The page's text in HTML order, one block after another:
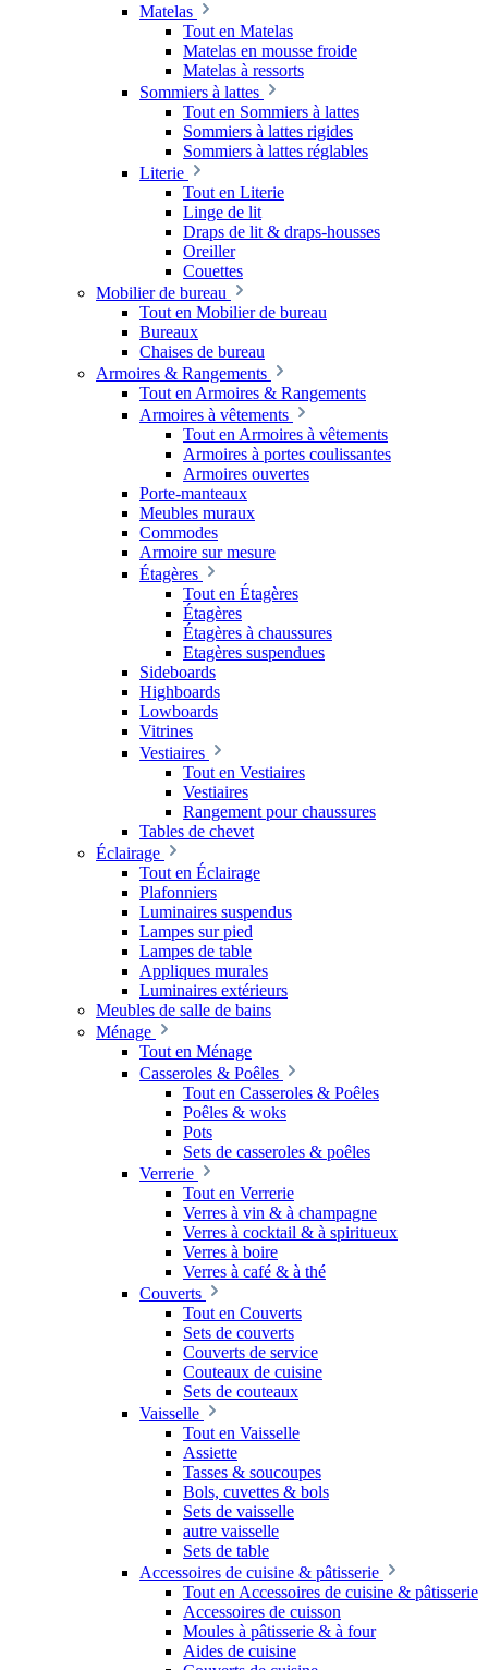
Matelas
Tout en Matelas
Matelas en mousse froide
Matelas à ressorts
Sommiers à lattes
Tout en Sommiers à lattes
Sommiers à lattes rigides
Sommiers à lattes réglables
Literie
Tout en Literie
Linge de lit
Draps de lit & draps-housses
Oreiller
Couettes
Mobilier de bureau
Tout en Mobilier de bureau
Bureaux
Chaises de bureau
Armoires & Rangements
Tout en Armoires & Rangements
Armoires à vêtements
Tout en Armoires à vêtements
Armoires à portes coulissantes
Armoires ouvertes
Porte-manteaux
Meubles muraux
Commodes
Armoire sur mesure
Étagères
Tout en Étagères
Étagères
Étagères à chaussures
Etagères suspendues
Sideboards
Highboards
Lowboards
Vitrines
Vestiaires
Tout en Vestiaires
Vestiaires
Rangement pour chaussures
Tables de chevet
Éclairage
Tout en Éclairage
Plafonniers
Luminaires suspendus
Lampes sur pied
Lampes de table
Appliques murales
Luminaires extérieurs
Meubles de salle de bains
Ménage
Tout en Ménage
Casseroles & Poêles
Tout en Casseroles & Poêles
Poêles & woks
Pots
Sets de casseroles & poêles
Verrerie
Tout en Verrerie
Verres à vin & à champagne
Verres à cocktail & à spiritueux
Verres à boire
Verres à café & à thé
Couverts
Tout en Couverts
Sets de couverts
Couverts de service
Couteaux de cuisine
Sets de couteaux
Vaisselle
Tout en Vaisselle
Assiette
Tasses & soucoupes
Bols, cuvettes & bols
Sets de vaisselle
autre vaisselle
Sets de table
Accessoires de cuisine & pâtisserie
Tout en Accessoires de cuisine & pâtisserie
Accessoires de cuisson
Moules à pâtisserie & à four
Aides de cuisine